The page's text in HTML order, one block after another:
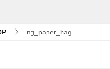
ng_paper_bag